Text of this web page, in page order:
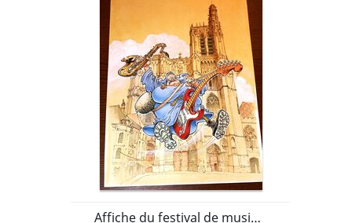
Affiche du festival de musique et BD de Sens